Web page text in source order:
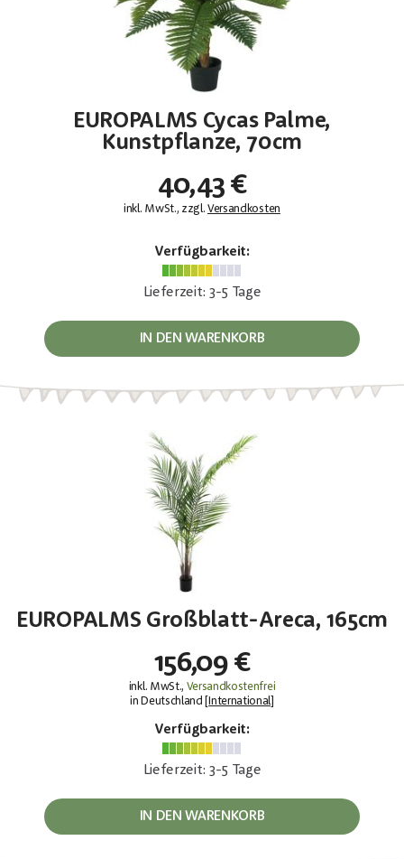
EUROPALMS Cycas Palme,
Kunstpflanze, 70cm
40,43 €
inkl. MwSt., zzgl.Versandkosten
Verfügbarkeit:
Lieferzeit: 3-5 Tage
IN DEN WARENKORB
EUROPALMS Großblatt-Areca, 165cm
156,09 €
inkl. MwSt., Versandkostenfrei
in Deutschland [
International
Verfügbarkeit:
Lieferzeit: 3-5 Tage
IN DEN WARENKORB